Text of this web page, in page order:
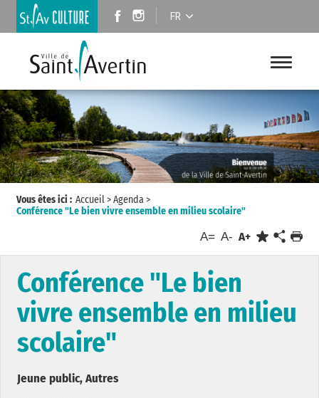
FR
Vous êtes ici : Accueil>Agenda>
Conférence "Le bien vivre ensemble en milieu scolaire"
A= A- A+
Conférence "Le bien
vivre ensemble en milieu
scolaire"
Jeune public, Autres